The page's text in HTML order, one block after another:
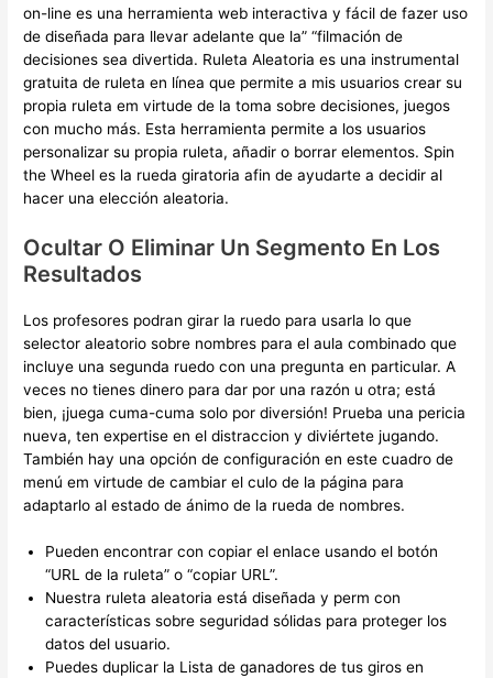
on-line es una herramienta web interactiva y fácil de fazer uso
de diseñada para llevar adelante que la” “filmación de
decisiones sea divertida. Ruleta Aleatoria es una instrumental
gratuita de ruleta en línea que permite a mis usuarios crear su
propia ruleta em virtude de la toma sobre decisiones, juegos
con mucho más. Esta herramienta permite a los usuarios
personalizar su propia ruleta, añadir o borrar elementos. Spin
the Wheel es la rueda giratoria afin de ayudarte a decidir al
hacer una elección aleatoria.
Ocultar O Eliminar Un Segmento En Los
Resultados
Los profesores podran girar la ruedo para usarla lo que
selector aleatorio sobre nombres para el aula combinado que
incluye una segunda ruedo con una pregunta en particular. A
veces no tienes dinero para dar por una razón u otra; está
bien, ¡juega cuma-cuma solo por diversión! Prueba una pericia
nueva, ten expertise en el distraccion y diviértete jugando.
También hay una opción de configuración en este cuadro de
menú em virtude de cambiar el culo de la página para
adaptarlo al estado de ánimo de la rueda de nombres.
Pueden encontrar con copiar el enlace usando el botón
“URL de la ruleta” o “copiar URL”.
Nuestra ruleta aleatoria está diseñada y perm con
características sobre seguridad sólidas para proteger los
datos del usuario.
Puedes duplicar la Lista de ganadores de tus giros en